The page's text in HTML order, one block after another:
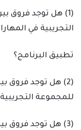
(1) هل توجد فروق
التجريبية في
تطبيق البرنامج؟
(2) هل توجد فروق
للمجموعة
(3) هل توجد فروق